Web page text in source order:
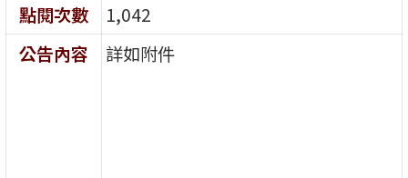
點閱次數
1,042
公告內容
詳如附件